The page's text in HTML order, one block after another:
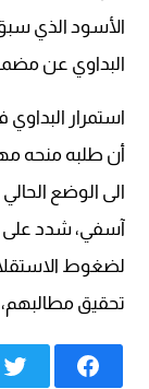
الأسود الذي سبق
البداوي عن
استمرار
أن طلبه منحه
الى الوضع
آسفي، شدد على
لضغوط
تحقيق